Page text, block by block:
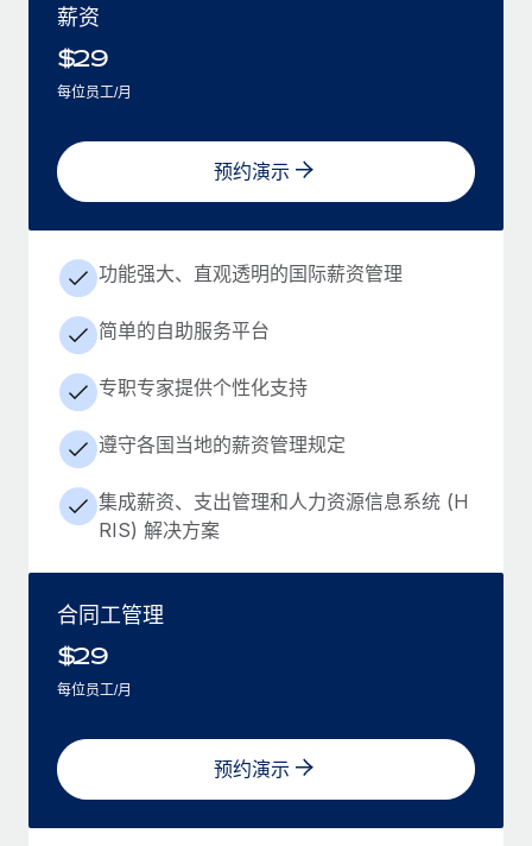
薪资
$29
每位员工/月
预约演示
功能强大、直观透明的国际薪资管理
简单的自助服务平台
专职专家提供个性化支持
遵守各国当地的薪资管理规定
集成薪资、支出管理和人力资源信息系统 (H
RIS) 解决方案
合同工管理
$29
每位员工/月
预约演示